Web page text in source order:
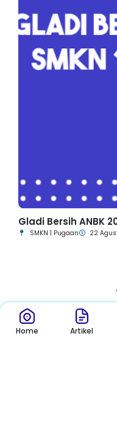
Gladi Bersih ANBK
SMKN 1 Pugaan 22
Home Artikel
Home Artikel